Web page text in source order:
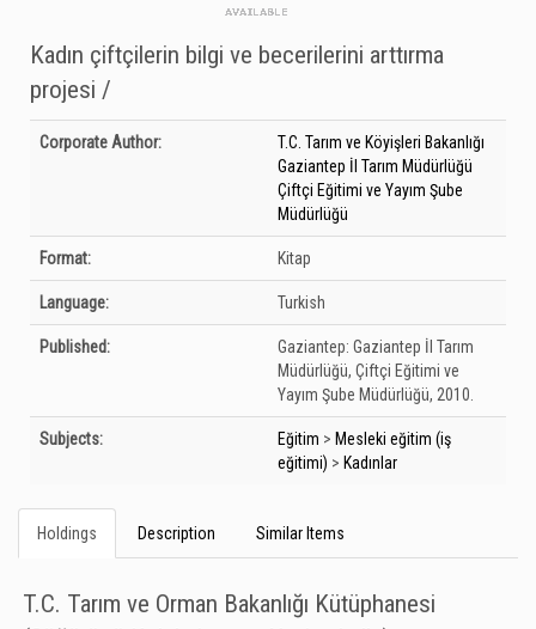
Kadın çiftçilerin bilgi ve becerilerini arttırma
projesi /
Bibliographic Details
Corporate Author:
T.C. Tarım ve Köyişleri Bakanlığı
Gaziantep İl Tarım Müdürlüğü
Çiftçi Eğitimi ve Yayım Şube
Müdürlüğü
Format: Kitap
Language: Turkish
Published: Gaziantep: Gaziantep İl Tarım
Müdürlüğü, Çiftçi Eğitimi ve
Yayım Şube Müdürlüğü, 2010.
Subjects: Eğitim > Mesleki eğitim (iş
eğitimi) > Kadınlar
Holdings Description Similar Items
T.C. Tarım ve Orman Bakanlığı Kütüphanesi